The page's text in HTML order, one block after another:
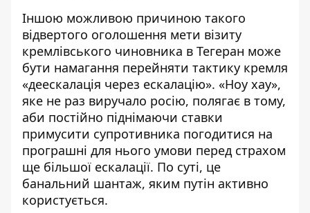
Іншою можливою причиною такого
відвертого оголошення мети візиту
кремлівського чиновника в Тегеран може
бути намагання перейняти тактику кремля
«деескалація через ескалацію». «Ноу хау»,
яке не раз виручало росію, полягає в тому,
аби постійно піднімаючи ставки
примусити супротивника погодитися на
програшні для нього умови перед страхом
ще більшої ескалації. По суті, це
банальний шантаж, яким путін активно
користується.